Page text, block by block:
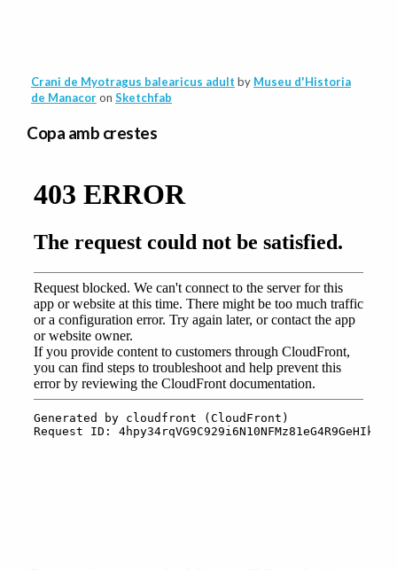
Crani de Myotragus balearicus adult by Museu d'Historia
de Manacoron Sketchfab
Copa amb crestes